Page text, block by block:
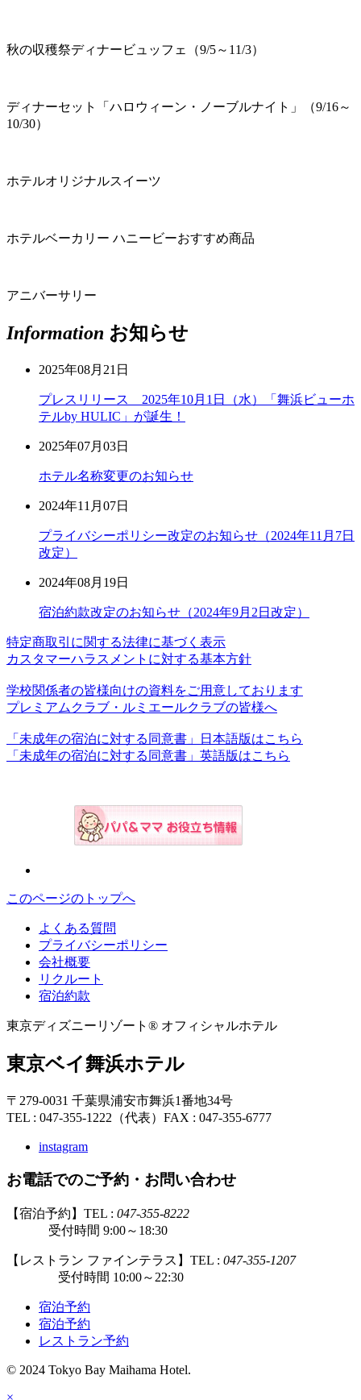
秋の収穫祭ディナービュッフェ（9/5～11/3）
ディナーセット「ハロウィーン・ノーブルナイト」（9/16～
10/30）
ホテルオリジナルスイーツ
ホテルベーカリー ハニービーおすすめ商品
アニバーサリー
Information お知らせ
2025年08月21日
プレスリリース 2025年10月1日（水）「舞浜ビューホ
テルby HULIC」が誕生！
2025年07月03日
ホテル名称変更のお知らせ
2024年11月07日
プライバシーポリシー改定のお知らせ（2024年11月7日
改定）
2024年08月19日
宿泊約款改定のお知らせ（2024年9月2日改定）
特定商取引に関する法律に基づく表示
カスタマーハラスメントに対する基本方針
学校関係者の皆様向けの資料をご用意しております
プレミアムクラブ・ルミエールクラブの皆様へ
「未成年の宿泊に対する同意書」日本語版はこちら
「未成年の宿泊に対する同意書」英語版はこちら
このページのトップへ
よくある質問
プライバシーポリシー
会社概要
リクルート
宿泊約款
東京ディズニーリゾート® オフィシャルホテル
東京ベイ舞浜ホテル
〒279-0031 千葉県浦安市舞浜1番地34号
TEL : 047-355-1222（代表） FAX : 047-355-6777
instagram
お電話でのご予約・お問い合わせ
【宿泊予約】TEL : 047-355-8222
受付時間 9:00～18:30
【レストラン ファインテラス】TEL : 047-355-1207
受付時間 10:00～22:30
宿泊予約
宿泊予約
レストラン予約
© 2024 Tokyo Bay Maihama Hotel.
×